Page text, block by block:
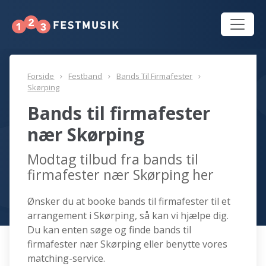
Forside Festband
Bands Til Firmafester
Skørping
Bands til firmafester
nær Skørping
Modtag tilbud fra bands til
firmafester nær Skørping her
Ønsker du at booke bands til firmafester til et
arrangement i Skørping, så kan vi hjælpe dig.
Du kan enten søge og finde bands til
firmafester nær Skørping eller benytte vores
matching-service.